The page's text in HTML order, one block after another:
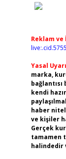
Reklam
Yasal
marka,
kendi
haber
ve kişiler
Gerçek
tamamen
halindedir